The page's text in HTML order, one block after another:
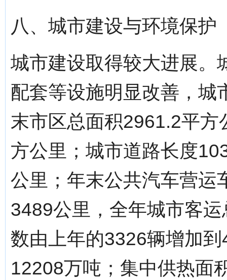
八、城市建设与环境保护
城市建设取得较大进展。
配套等设施明显改善，城
末市区总面积2961.2平
方公里；城市道路长度
公里；年末公共汽车营运
3489公里，全年城市客
数由上年的3326辆增加
12208万吨；集中供热面